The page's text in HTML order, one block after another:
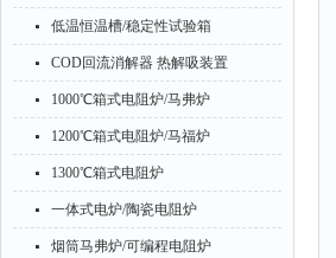
低温恒温槽/稳定性试验箱
COD回流消解器 热解吸装置
1000℃箱式电阻炉/马弗炉
1200℃箱式电阻炉/马福炉
1300℃箱式电阻炉
一体式电炉/陶瓷电阻炉
烟筒马弗炉/可编程电阻炉